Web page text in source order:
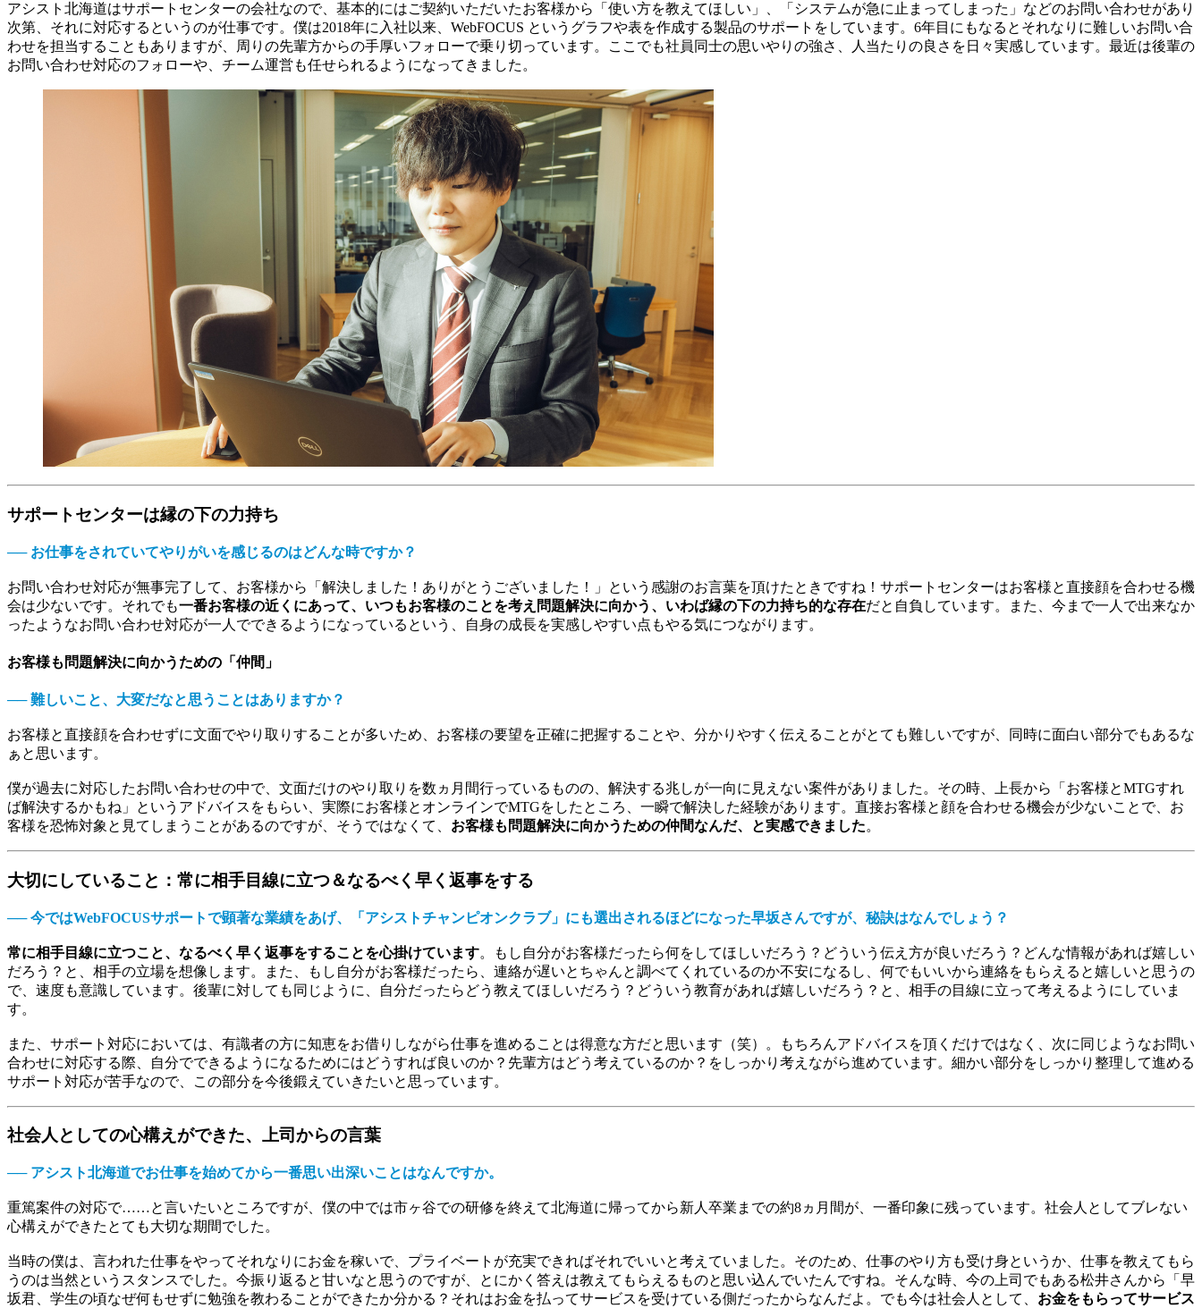
アシスト北海道はサポートセンターの会社なので、基本的にはご契約いただいたお客様から「使い方を教えてほしい」、「システムが急に止まってしまった」などのお問い合わせがあり
次第、それに対応するというのが仕事です。僕は2018年に入社以来、WebFOCUS というグラフや表を作成する製品のサポートをしています。6年目にもなるとそれなりに難しいお問い合
わせを担当することもありますが、周りの先輩方からの手厚いフォローで乗り切っています。ここでも社員同士の思いやりの強さ、人当たりの良さを日々実感しています。最近は後輩の
お問い合わせ対応のフォローや、チーム運営も任せられるようになってきました。
サポートセンターは縁の下の力持ち
── お仕事をされていてやりがいを感じるのはどんな時ですか？
お問い合わせ対応が無事完了して、お客様から「解決しました！ありがとうございました！」という感謝のお言葉を頂けたときですね！サポートセンターはお客様と直接顔を合わせる機
会は少ないです。それでも一番お客様の近くにあって、いつもお客様のことを考え問題解決に向かう、いわば縁の下の力持ち的な存在だと自負しています。また、今まで一人で出来なか
ったようなお問い合わせ対応が一人でできるようになっているという、自身の成長を実感しやすい点もやる気につながります。
お客様も問題解決に向かうための「仲間」
── 難しいこと、大変だなと思うことはありますか？
お客様と直接顔を合わせずに文面でやり取りすることが多いため、お客様の要望を正確に把握することや、分かりやすく伝えることがとても難しいですが、同時に面白い部分でもあるな
ぁと思います。
僕が過去に対応したお問い合わせの中で、文面だけのやり取りを数ヵ月間行っているものの、解決する兆しが一向に見えない案件がありました。その時、上長から「お客様とMTGすれ
ば解決するかもね」というアドバイスをもらい、実際にお客様とオンラインでMTGをしたところ、一瞬で解決した経験があります。直接お客様と顔を合わせる機会が少ないことで、お
客様を恐怖対象と見てしまうことがあるのですが、そうではなくて、 お客様も問題解決に向かうための仲間なんだ、と実感できました。
大切にしていること：常に相手目線に立つ＆なるべく早く返事をする
── 今ではWebFOCUSサポートで顕著な業績をあげ、「アシストチャンピオンクラブ」にも選出されるほどになった早坂さんですが、秘訣はなんでしょう？
常に相手目線に立つこと、なるべく早く返事をすることを心掛けています。もし自分がお客様だったら何をしてほしいだろう？どういう伝え方が良いだろう？どんな情報があれば嬉しい
だろう？と、相手の立場を想像します。また、もし自分がお客様だったら、連絡が遅いとちゃんと調べてくれているのか不安になるし、何でもいいから連絡をもらえると嬉しいと思うの
で、速度も意識しています。後輩に対しても同じように、自分だったらどう教えてほしいだろう？どういう教育があれば嬉しいだろう？と、相手の目線に立って考えるようにしていま
す。
また、サポート対応においては、有識者の方に知恵をお借りしながら仕事を進めることは得意な方だと思います（笑）。もちろんアドバイスを頂くだけではなく、次に同じようなお問い
合わせに対応する際、自分でできるようになるためにはどうすれば良いのか？先輩方はどう考えているのか？をしっかり考えながら進めています。細かい部分をしっかり整理して進める
サポート対応が苦手なので、この部分を今後鍛えていきたいと思っています。
社会人としての心構えができた、上司からの言葉
── アシスト北海道でお仕事を始めてから一番思い出深いことはなんですか。
重篤案件の対応で……と言いたいところですが、僕の中では市ヶ谷での研修を終えて北海道に帰ってから新人卒業までの約8ヵ月間が、一番印象に残っています。社会人としてブレない
心構えができたとても大切な期間でした。
当時の僕は、言われた仕事をやってそれなりにお金を稼いで、プライベートが充実できればそれでいいと考えていました。そのため、仕事のやり方も受け身というか、仕事を教えてもら
うのは当然というスタンスでした。今振り返ると甘いなと思うのですが、とにかく答えは教えてもらえるものと思い込んでいたんですね。そんな時、今の上司でもある松井さんから「早
坂君、学生の頃なぜ何もせずに勉強を教わることができたか分かる？それはお金を払ってサービスを受けている側だったからなんだよ。でも今は社会人として、 お金をもらってサービス